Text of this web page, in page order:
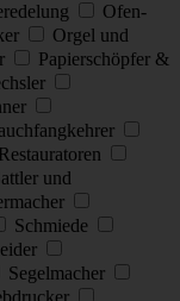
Ofen-
Orgel und
Papierschöpfer &
Restauratoren
und
Schmiede
Segelmacher